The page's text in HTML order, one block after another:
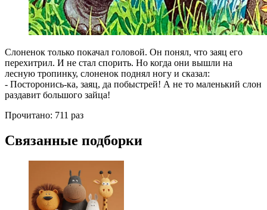
Слоненок только покачал головой. Он понял, что заяц его
перехитрил. И не стал спорить. Но когда они вышли на
лесную тропинку, слоненок поднял ногу и сказал:
- Посторонись-ка, заяц, да побыстрей! А не то маленький слон
раздавит большого зайца!
Прочитано: 711 раз
Связанные подборки